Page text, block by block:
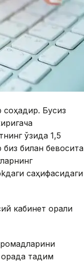
соҳадир. Бусиз
ўзида 1,5
билан бевосита
саҳифасидаги
кабинет орқали
тақдим